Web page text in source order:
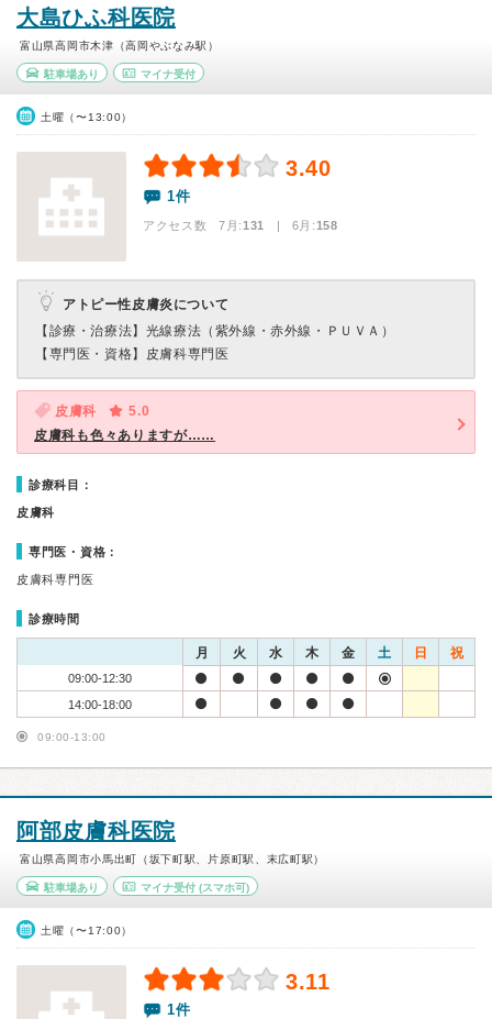
大島ひふ科医院
富山県高岡市木津（高岡やぶなみ駅）
駐車場あり マイナ受付
土曜（〜13:00）
3.40
1件
アクセス数 7月:131 | 6月:158
アトピー性皮膚炎について
【診療・治療法】 光線療法（紫外線・赤外線・ＰＵＶＡ）
【専門医・資格】 皮膚科専門医
皮膚科
5.0
皮膚科も色々ありますが……
診療科目：
皮膚科
専門医・資格：
皮膚科専門医
診療時間
月 火 水 木 金 土 日 祝
09:00-12:30
14:00-18:00
09:00-13:00
阿部皮膚科医院
富山県高岡市小馬出町（坂下町駅、片原町駅、末広町駅）
駐車場あり マイナ受付(スマホ可)
土曜（〜17:00）
3.11
1件